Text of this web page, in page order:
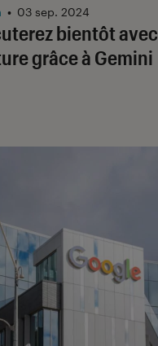
bientôt avec
grâce à Gemini
• 03 sep. 2024